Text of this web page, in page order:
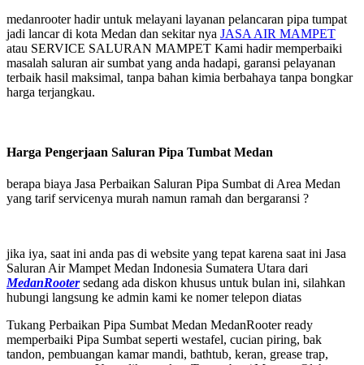
medanrooter hadir untuk melayani layanan pelancaran pipa tumpat
jadi lancar di kota Medan dan sekitar nya JASA AIR MAMPET
atau SERVICE SALURAN MAMPET Kami hadir memperbaiki
masalah saluran air sumbat yang anda hadapi, garansi pelayanan
terbaik hasil maksimal, tanpa bahan kimia berbahaya tanpa bongkar
harga terjangkau.
Harga Pengerjaan Saluran Pipa Tumbat Medan
berapa biaya Jasa Perbaikan Saluran Pipa Sumbat di Area Medan
yang tarif servicenya murah namun ramah dan bergaransi ?
jika iya, saat ini anda pas di website yang tepat karena saat ini Jasa
Saluran Air Mampet Medan Indonesia Sumatera Utara dari
MedanRootersedang ada diskon khusus untuk bulan ini, silahkan
hubungi langsung ke admin kami ke nomer telepon diatas
Tukang Perbaikan Pipa Sumbat Medan MedanRooter ready
memperbaiki Pipa Sumbat seperti westafel, cucian piring, bak
tandon, pembuangan kamar mandi, bathtub, keran, grease trap,